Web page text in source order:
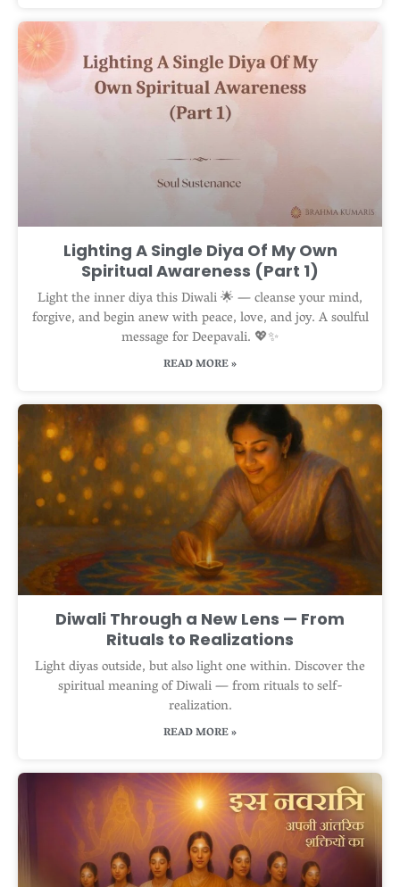
Lighting A Single Diya Of My Own
Spiritual Awareness (Part 1)
Light the inner diya this Diwali 🌟 — cleanse your mind,
forgive, and begin anew with peace, love, and joy. A soulful
message for Deepavali. 💖✨
READ MORE »
Diwali Through a New Lens — From
Rituals to Realizations
Light diyas outside, but also light one within. Discover the
spiritual meaning of Diwali — from rituals to self-
realization.
READ MORE »